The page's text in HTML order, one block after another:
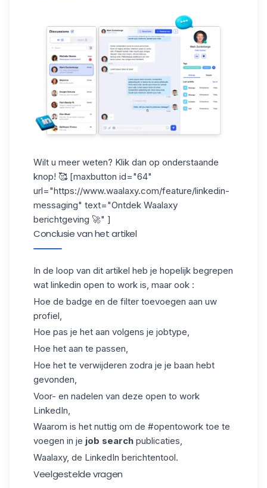
Wilt u meer weten? Klik dan op onderstaande
knop! 🥰 [maxbutton id="64"
url="https://www.waalaxy.com/feature/linkedin-
messaging" text="Ontdek Waalaxy
berichtgeving 🚀" ]
Conclusie van het artikel
In de loop van dit artikel heb je hopelijk begrepen
wat linkedin open to work is, maar ook :
Hoe de badge en de filter toevoegen aan uw
profiel,
Hoe pas je het aan volgens je jobtype,
Hoe het aan te passen,
Hoe het te verwijderen zodra je je baan hebt
gevonden,
Voor- en nadelen van deze open to work
LinkedIn,
Waarom is het nuttig om de #opentowork toe te
voegen in je job search publicaties,
Waalaxy, de LinkedIn berichtentool.
Veelgestelde vragen